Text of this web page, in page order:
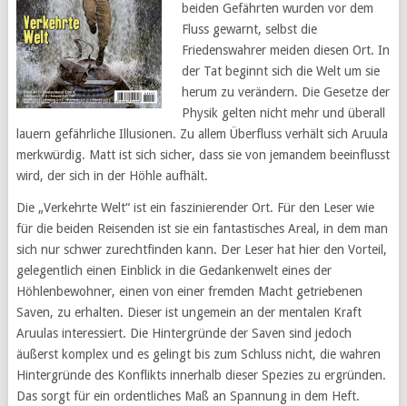
beiden Gefährten wurden vor dem
Fluss gewarnt, selbst die
Friedenswahrer meiden diesen Ort. In
der Tat beginnt sich die Welt um sie
herum zu verändern. Die Gesetze der
Physik gelten nicht mehr und überall
lauern gefährliche Illusionen. Zu allem Überfluss verhält sich Aruula
merkwürdig. Matt ist sich sicher, dass sie von jemandem beeinflusst
wird, der sich in der Höhle aufhält.
Die „Verkehrte Welt“ ist ein faszinierender Ort. Für den Leser wie
für die beiden Reisenden ist sie ein fantastisches Areal, in dem man
sich nur schwer zurechtfinden kann. Der Leser hat hier den Vorteil,
gelegentlich einen Einblick in die Gedankenwelt eines der
Höhlenbewohner, einen von einer fremden Macht getriebenen
Saven, zu erhalten. Dieser ist ungemein an der mentalen Kraft
Aruulas interessiert. Die Hintergründe der Saven sind jedoch
äußerst komplex und es gelingt bis zum Schluss nicht, die wahren
Hintergründe des Konflikts innerhalb dieser Spezies zu ergründen.
Das sorgt für ein ordentliches Maß an Spannung in dem Heft.